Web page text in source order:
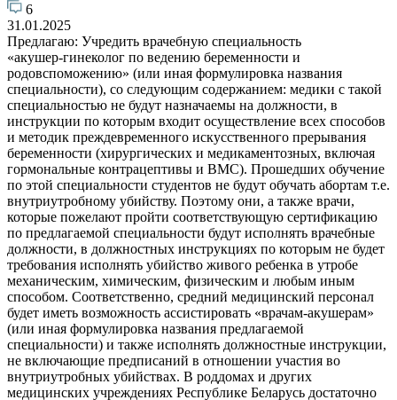
6
31.01.2025
Предлагаю: Учредить врачебную специальность
«акушер-гинеколог по ведению беременности и
родовспоможению» (или иная формулировка названия
специальности), со следующим содержанием: медики с такой
специальностью не будут назначаемы на должности, в
инструкции по которым входит осуществление всех способов
и методик преждевременного искусственного прерывания
беременности (хирургических и медикаментозных, включая
гормональные контрацептивы и ВМС). Прошедших обучение
по этой специальности студентов не будут обучать абортам т.е.
внутриутробному убийству. Поэтому они, а также врачи,
которые пожелают пройти соответствующую сертификацию
по предлагаемой специальности будут исполнять врачебные
должности, в должностных инструкциях по которым не будет
требования исполнять убийство живого ребенка в утробе
механическим, химическим, физическим и любым иным
способом. Соответственно, средний медицинский персонал
будет иметь возможность ассистировать «врачам-акушерам»
(или иная формулировка названия предлагаемой
специальности) и также исполнять должностные инструкции,
не включающие предписаний в отношении участия во
внутриутробных убийствах. В роддомах и других
медицинских учреждениях Республике Беларусь достаточно